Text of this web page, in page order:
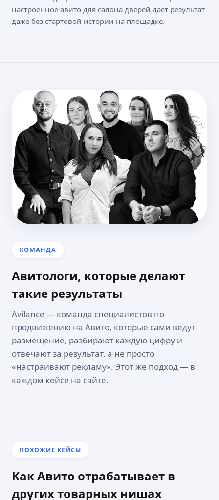
настроенное авито для салона дверей даёт результат
даже без стартовой истории на площадке.
КОМАНДА
Авитологи, которые делают
такие результаты
Avilance — команда специалистов по
продвижению на Авито, которые сами ведут
размещение, разбирают каждую цифру и
отвечают за результат, а не просто
«настраивают рекламу». Этот же подход — в
каждом кейсе на сайте.
ПОХОЖИЕ КЕЙСЫ
Как Авито отрабатывает в
других товарных нишах